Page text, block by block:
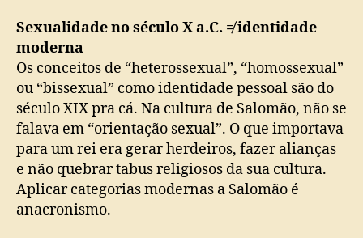
Sexualidade no século X a.C. ≠ identidade
moderna
Os conceitos de “heterossexual”, “homossexual”
ou “bissexual” como identidade pessoal são do
século XIX pra cá. Na cultura de Salomão, não se
falava em “orientação sexual”. O que importava
para um rei era gerar herdeiros, fazer alianças
e não quebrar tabus religiosos da sua cultura.
Aplicar categorias modernas a Salomão é
anacronismo.